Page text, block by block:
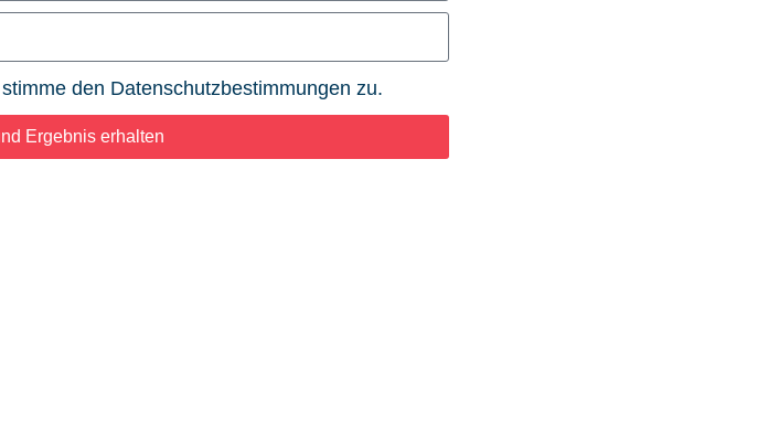
den Datenschutzbestimmungen zu.
Ergebnis erhalten